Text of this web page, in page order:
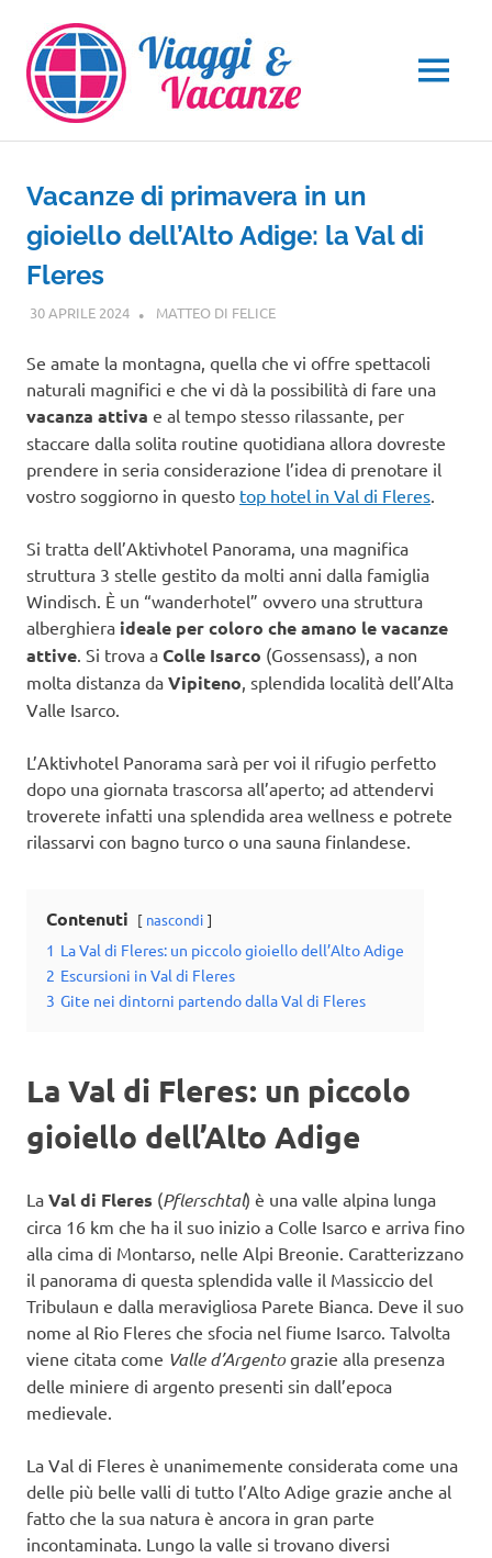
contenuto
MENU
Vacanze di primavera in un
gioiello dell’Alto Adige: la Val di
Fleres
30 APRILE 2024 MATTEO DI FELICETRENTINO ALTO ADIGE
Se amate la montagna, quella che vi offre spettacoli
naturali magnifici e che vi dà la possibilità di fare una
vacanza attiva e al tempo stesso rilassante, per
staccare dalla solita routine quotidiana allora dovreste
prendere in seria considerazione l’idea di prenotare il
vostro soggiorno in questo top hotel in Val di Fleres.
Si tratta dell’Aktivhotel Panorama, una magnifica
struttura 3 stelle gestito da molti anni dalla famiglia
Windisch. È un “wanderhotel” ovvero una struttura
alberghiera ideale per coloro che amano le vacanze
attive. Si trova a Colle Isarco (Gossensass), a non
molta distanza da Vipiteno, splendida località dell’Alta
Valle Isarco.
L’Aktivhotel Panorama sarà per voi il rifugio perfetto
dopo una giornata trascorsa all’aperto; ad attendervi
troverete infatti una splendida area wellness e potrete
rilassarvi con bagno turco o una sauna finlandese.
Contenuti nascondi
1 La Val di Fleres: un piccolo gioiello dell’Alto Adige
2 Escursioni in Val di Fleres
3 Gite nei dintorni partendo dalla Val di Fleres
La Val di Fleres: un piccolo
gioiello dell’Alto Adige
La Val di Fleres (Pflerschtal) è una valle alpina lunga
circa 16 km che ha il suo inizio a Colle Isarco e arriva fino
alla cima di Montarso, nelle Alpi Breonie. Caratterizzano
il panorama di questa splendida valle il Massiccio del
Tribulaun e dalla meravigliosa Parete Bianca. Deve il suo
nome al Rio Fleres che sfocia nel fiume Isarco. Talvolta
viene citata come Valle d’Argentograzie alla presenza
delle miniere di argento presenti sin dall’epoca
medievale.
La Val di Fleres è unanimemente considerata come una
delle più belle valli di tutto l’Alto Adige grazie anche al
fatto che la sua natura è ancora in gran parte
incontaminata. Lungo la valle si trovano diversi